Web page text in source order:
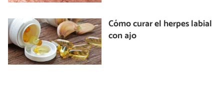
Cómo curar el herpes labial
con ajo